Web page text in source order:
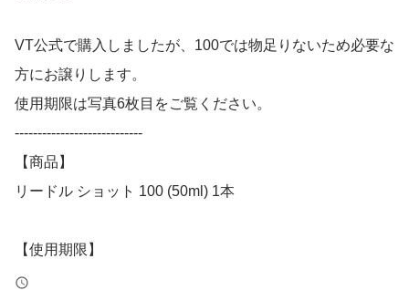
VT公式で購入しましたが、100では物足りないため必要な
方にお譲りします。
使用期限は写真6枚目をご覧ください。
----------------------------
【商品】
リードル ショット 100 (50ml) 1本
【使用期限】
2027年